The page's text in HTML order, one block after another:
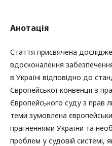
Анотація
Стаття присвячена
вдосконалення
в Україні відповідно до
Європейської конвенції з
Європейського суду з прав
теми зумовлена
прагненнями України та
проблем у судовій системі,